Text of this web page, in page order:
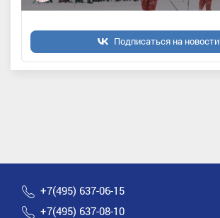
Подписаться на новости
+7(495) 637-06-15
+7(495) 637-08-10